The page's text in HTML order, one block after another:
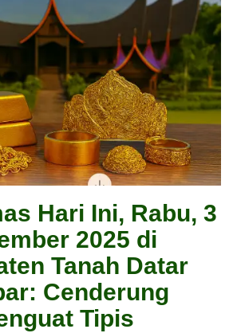
Hari Ini, Rabu, 3
2025 di
Tanah Datar
Cenderung
Tipis